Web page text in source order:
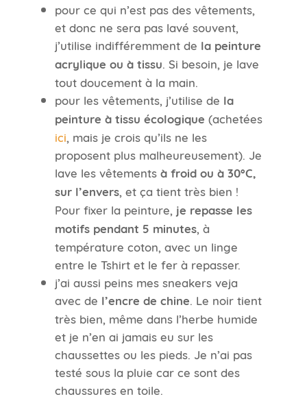
pour ce qui n’est pas des vêtements,
et donc ne sera pas lavé souvent,
j’utilise indifféremment de la peinture
acrylique ou à tissu. Si besoin, je lave
tout doucement à la main.
pour les vêtements, j’utilise de la
peinture à tissu écologique (achetées
ici, mais je crois qu’ils ne les
proposent plus malheureusement). Je
lave les vêtementsà froid ou à 30°C,
sur l’envers, et ça tient très bien !
Pour fixer la peinture, je repasse les
motifs pendant 5 minutes, à
température coton, avec un linge
entre le Tshirt et le fer à repasser.
j’ai aussi peins mes sneakers veja
avec de l’encre de chine. Le noir tient
très bien, même dans l’herbe humide
et je n’en ai jamais eu sur les
chaussettes ou les pieds. Je n’ai pas
testé sous la pluie car ce sont des
chaussures en toile.